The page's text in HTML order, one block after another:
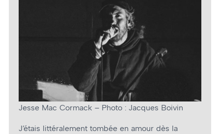
Jesse Mac Cormack – Photo : Jacques Boivin
J’étais littéralement tombée en amour dès la